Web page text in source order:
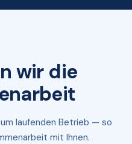
wir die
laufenden Betrieb — so
mit Ihnen.